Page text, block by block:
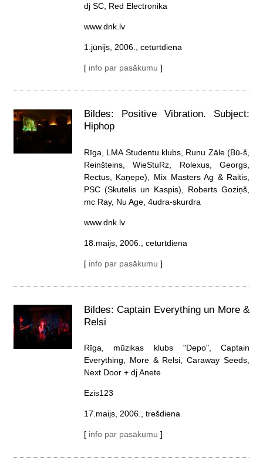
dj SC, Red Electronika
www.dnk.lv
1.jūnijs, 2006., ceturtdiena
[ info par pasākumu ]
Bildes: Positive Vibration. Subject:
Hiphop
Rīga, LMA Studentu klubs, Runu Zāle (Bū-š,
Reinšteins, WieStuRz, Rolexus, Georgs,
Rectus, Kaņepe), Mix Masters Ag & Raitis,
PSC (Skutelis un Kaspis), Roberts Goziņš,
mc Ray, Nu Age, 4udra-skurdra
www.dnk.lv
18.maijs, 2006., ceturtdiena
[ info par pasākumu ]
Bildes: Captain Everything un More &
Relsi
Rīga, mūzikas klubs "Depo", Captain
Everything, More & Relsi, Caraway Seeds,
Next Door + dj Anete
Ezis123
17.maijs, 2006., trešdiena
[ info par pasākumu ]